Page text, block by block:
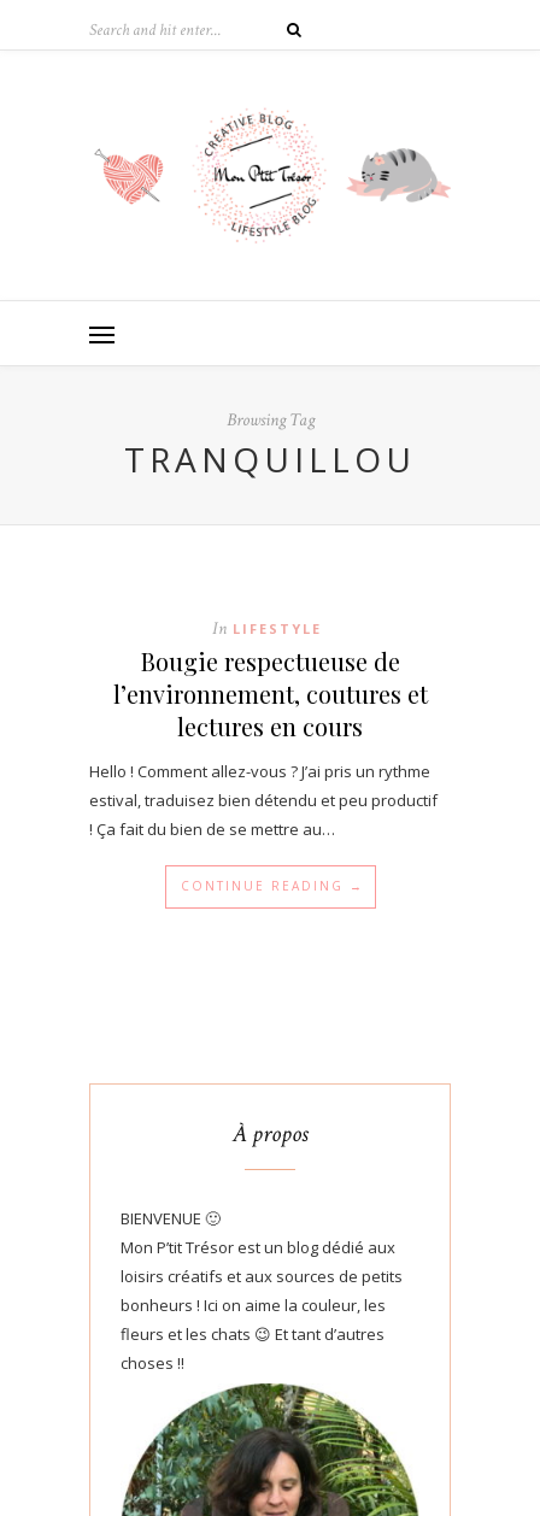
Browsing Tag
TRANQUILLOU
In LIFESTYLE
Bougie respectueuse de
l’environnement, coutures et
lectures en cours
Hello ! Comment allez-vous ? J’ai pris un rythme
estival, traduisez bien détendu et peu productif
! Ça fait du bien de se mettre au…
CONTINUE READING →
À propos
BIENVENUE 🙂
Mon P’tit Trésor est un blog dédié aux
loisirs créatifs et aux sources de petits
bonheurs ! Ici on aime la couleur, les
fleurs et les chats 😉 Et tant d’autres
choses !!